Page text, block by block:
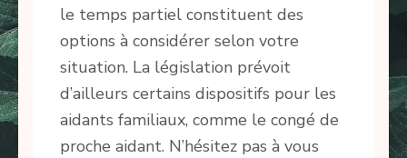
le temps partiel constituent des
options à considérer selon votre
situation. La législation prévoit
d’ailleurs certains dispositifs pour les
aidants familiaux, comme le congé de
proche aidant. N’hésitez pas à vous